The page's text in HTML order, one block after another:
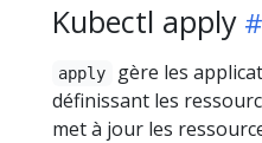
Kubectl apply
apply
gère les
définissant les
met à jour les